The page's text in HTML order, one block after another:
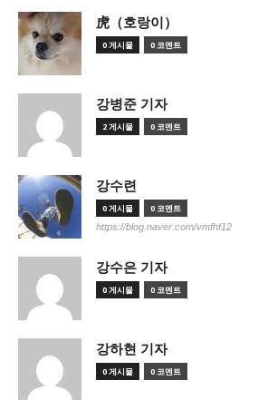
虎（호랑이）
0 게시물 0 코멘트
강병준 기자
2 게시물 0 코멘트
강수련
0 게시물 0 코멘트
https://blog.naver.com/vmfhf12
강수은 기자
0 게시물 0 코멘트
강하현 기자
0 게시물 0 코멘트